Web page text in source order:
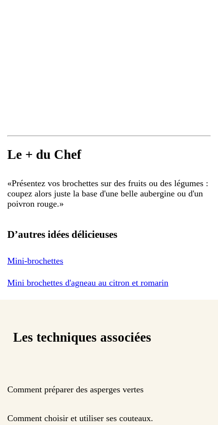
Le + du Chef
«Présentez vos brochettes sur des fruits ou des légumes :
coupez alors juste la base d'une belle aubergine ou d'un
poivron rouge.»
D’autres idées délicieuses
Mini-brochettes
Mini brochettes d'agneau au citron et romarin
Les techniques associées
Comment préparer des asperges vertes
Comment choisir et utiliser ses couteaux.